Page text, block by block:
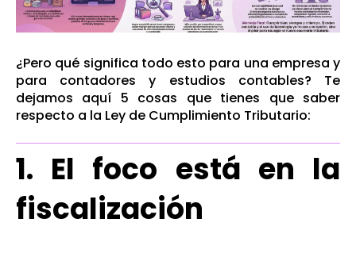
¿Pero qué significa todo esto para una empresa y
para contadores y estudios contables? Te
dejamos aquí 5 cosas que tienes que saber
respecto a la Ley de Cumplimiento Tributario:
1. El foco está en la
fiscalización